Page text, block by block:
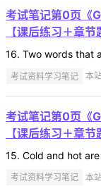
考试笔记第0页《
【课后练习＋章
16. Two words that
考试资料学习笔记 本
考试笔记第0页《
【课后练习＋章
15. Cold and hot are
考试资料学习笔记 本